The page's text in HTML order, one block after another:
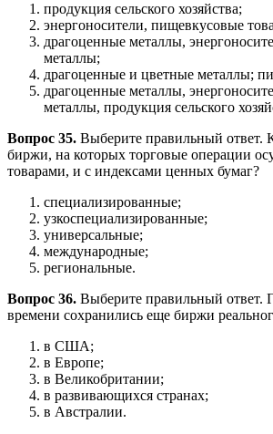
продукция сельского хозяйства;
энергоносители, пищевкусовые
драгоценные металлы,
металлы;
драгоценные и цветные металлы;
драгоценные металлы,
металлы, продукция сельского
Вопрос 35. Выберите правильный ответ.
биржи, на которых торговые операции
товарами, и с индексами ценных бумаг?
специализированные;
узкоспециализированные;
универсальные;
международные;
региональные.
Вопрос 36. Выберите правильный ответ.
времени сохранились еще биржи
в США;
в Европе;
в Великобритании;
в развивающихся странах;
в Австралии.